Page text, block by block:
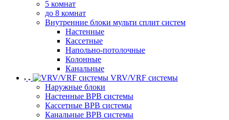
5 комнат
до 8 комнат
Внутренние блоки мульти сплит систем
Настенные
Кассетные
Напольно-потолочные
Колонные
Канальные
VRV/VRF системы
Наружные блоки
Настенные ВРВ системы
Кассетные ВРВ системы
Канальные ВРВ системы